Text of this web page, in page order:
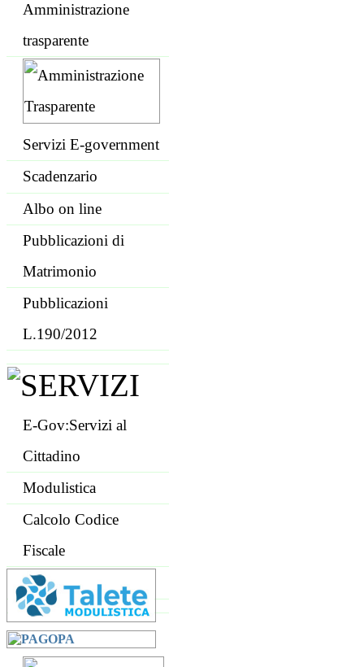
Amministrazione
trasparente
Servizi E-government
Scadenzario
Albo on line
Pubblicazioni di
Matrimonio
Pubblicazioni
L.190/2012
E-Gov:Servizi al
Cittadino
Modulistica
Calcolo Codice
Fiscale